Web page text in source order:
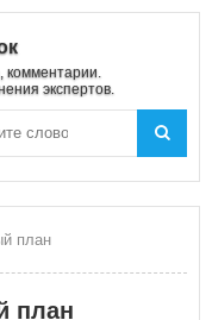
комментарии.
экспертов.
план
план